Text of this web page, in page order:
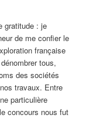
gratitude : je
de me confier le
française
tous,
des sociétés
travaux. Entre
particulière
concours nous fut